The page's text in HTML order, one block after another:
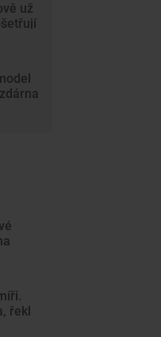
už
řekl